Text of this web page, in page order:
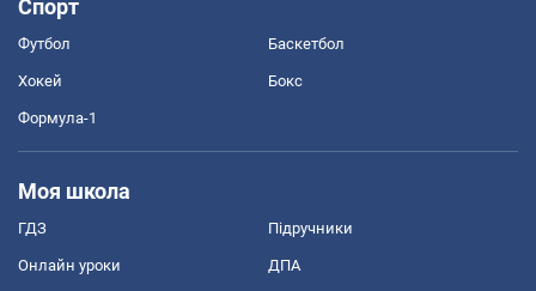
Спорт
Футбол Баскетбол
Хокей Бокс
Формула-1
Моя школа
ГДЗ Підручники
Онлайн уроки ДПА